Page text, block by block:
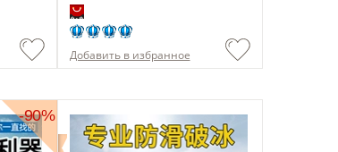
Добавить в избранное
-90%